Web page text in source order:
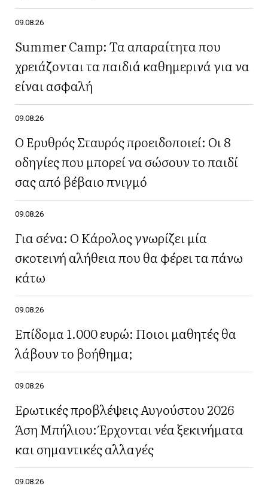
09.08.26
Summer Camp: Τα απαραίτητα που
χρειάζονται τα παιδιά καθημερινά για να
είναι ασφαλή
09.08.26
Ο Ερυθρός Σταυρός προειδοποιεί: Οι 8
οδηγίες που μπορεί να σώσουν το παιδί
σας από βέβαιο πνιγμό
09.08.26
Για σένα: Ο Κάρολος γνωρίζει μία
σκοτεινή αλήθεια που θα φέρει τα πάνω
κάτω
09.08.26
Επίδομα 1.000 ευρώ: Ποιοι μαθητές θα
λάβουν το βοήθημα;
09.08.26
Ερωτικές προβλέψεις Αυγούστου 2026
Άση Μπήλιου: Έρχονται νέα ξεκινήματα
και σημαντικές αλλαγές
09.08.26